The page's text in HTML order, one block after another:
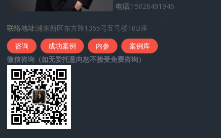
电话:15026491946
联络地址:浦东新区东方路1365号五号楼10B座
咨询
成功案例 内参
案例库
微信咨询（如无委托意向恕不接受免费咨询）